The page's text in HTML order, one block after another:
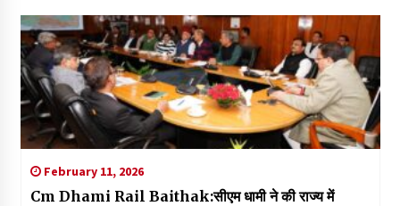
February 11, 2026
Cm Dhami Rail Baithak:सीएम धामी ने की राज्य में